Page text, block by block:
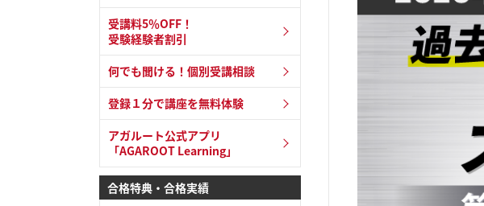
受講料5％OFF！
受験経験者割引
何でも聞ける！個別受講相談
登録１分で講座を無料体験
アガルート公式アプリ
「AGAROOT Learning」
合格特典・合格実績